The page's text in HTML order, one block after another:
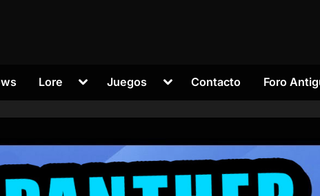
Lore
Alternar
submenú
Juegos
AlternarContacto Foro